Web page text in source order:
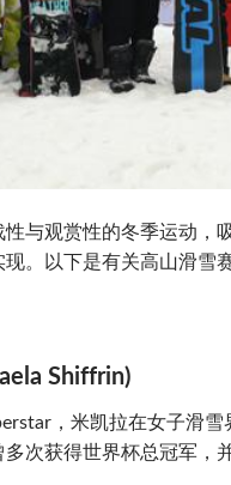
性与观赏性的冬季运动，
。以下是有关高山滑雪
Shiffrin)
，米凯拉在女子滑
次获得世界杯总冠军，